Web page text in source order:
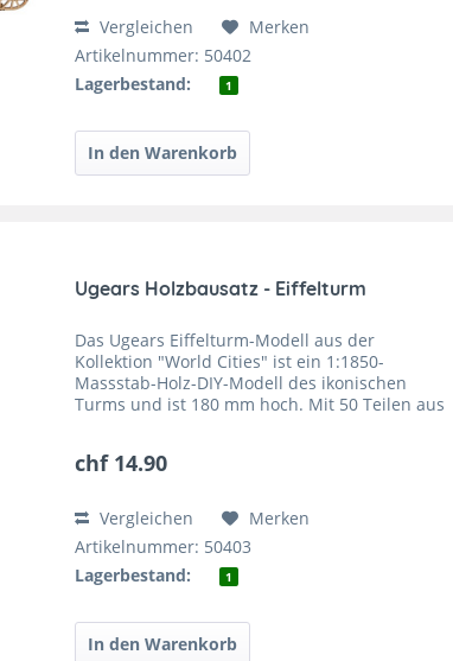
Vergleichen
Merken
Artikelnummer: 50402
Lagerbestand:
1
Ugears Holzbausatz - Eiffelturm
Das Ugears Eiffelturm-Modell aus der
Kollektion "World Cities" ist ein 1:1850-
Massstab-Holz-DIY-Modell des ikonischen
Turms und ist 180 mm hoch. Mit 50 Teilen aus
chf 14.90
Vergleichen
Merken
Artikelnummer: 50403
Lagerbestand:
1